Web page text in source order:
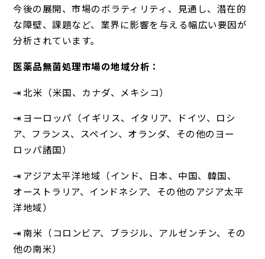
今後の展開、市場のボラティリティ、見通し、潜在的
な障壁、課題など、業界に影響を与える幅広い要因が
分析されています。
医薬品無菌処理市場の地域分析：
⇥ 北米（米国、カナダ、メキシコ）
⇥ ヨーロッパ（イギリス、イタリア、ドイツ、ロシ
ア、フランス、スペイン、オランダ、その他のヨー
ロッパ諸国）
⇥ アジア太平洋地域（インド、日本、中国、韓国、
オーストラリア、インドネシア、その他のアジア太平
洋地域）
⇥ 南米（コロンビア、ブラジル、アルゼンチン、その
他の南米）